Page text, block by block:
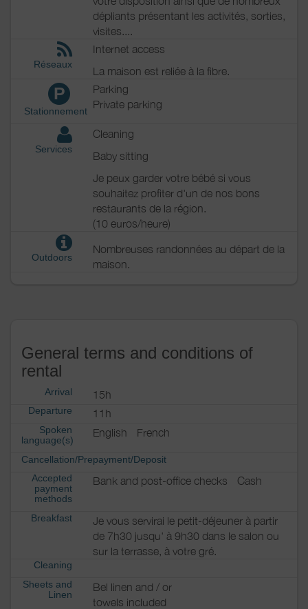
repassage sont accessibles à la
demande (4 euros /machine à
laver, la lessive bio est fournie)
Heating / Air
conditioning
Heating
Wood stove
Outside
Shelter for bike
Private garden
Garden Lounge
Closed ground
ground
le jardin est partagé avec la
propriétaire qui reste très discrète
dépliants présentant les activités, sorties,
visites....
Réseaux
Internet access
La maison est reliée à la fibre.
P
Stationnement
Parking
Private parking
Services
Cleaning
Baby sitting
Je peux garder votre bébé si vous
souhaitez profiter d'un de nos bons
restaurants de la région.
(10 euros/heure)
Outdoors
Nombreuses randonnées au départ de la
maison.
General terms and conditions of
rental
Arrival 15h
Departure 11h
Spoken
language(s)
English French
Cancellation/Prepayment/Deposit
Accepted
payment
methods
Bank and post-office checks Cash
Breakfast
Je vous servirai le petit-déjeuner à partir
de 7h30 jusqu' à 9h30 dans le salon ou
sur la terrasse, à votre gré.
Cleaning
Sheets and
Linen
Bel linen and / or
towels included